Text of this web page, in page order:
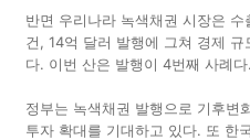
반면 우리나라 녹색채권 시장은
건, 14억 달러 발행에 그쳐 경제
다. 이번 산은 발행이 4번째 사례다.
정부는 녹색채권 발행으로 기후변
투자 확대를 기대하고 있다. 또 한